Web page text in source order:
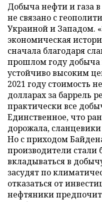
Добыча нефти и газа
не связано с
Украиной и Западом.
экономическая
сначала благодаря
прошлом году добыча
устойчиво высоким
2021 году стоимость
долларах за баррель
практически все
Единственное, что
дорожала,
Но с приходом
производители стали
вкладываться в
засудят по
отказаться от
нефтяники